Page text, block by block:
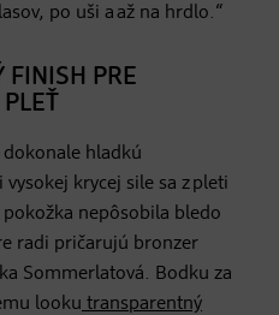
po uši a až na hrdlo.“
FINISH PRE
dokonale hladkú
krycej sile sa z pleti
nepôsobila bledo
radi pričarujú bronzer
Sommerlatová. Bodku za
looku transparentný